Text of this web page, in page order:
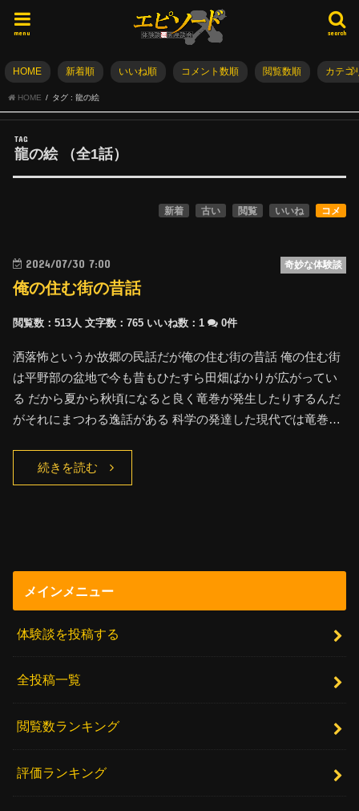
search
menu
HOME 新着順 いいね順 コメント数順 閲覧数順 カテゴ
HOME タグ : 龍の絵
TAG
龍の絵 （全1話）
新着 古い 閲覧 いいね コメ
2024/07/30 7:00 奇妙な体験談
俺の住む街の昔話
閲覧数：513人 文字数：765 いいね数：1 0件
洒落怖というか故郷の民話だが俺の住む街の昔話 俺の住む街
は平野部の盆地で今も昔もひたすら田畑ばかりが広がってい
る だから夏から秋頃になると良く竜巻が発生したりするんだ
がそれにまつわる逸話がある 科学の発達した現代では竜巻…
続きを読む
メインメニュー
体験談を投稿する
全投稿一覧
閲覧数ランキング
評価ランキング